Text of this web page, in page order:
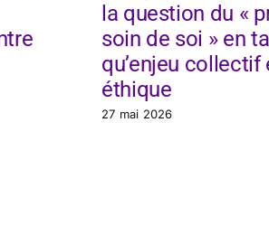
la question du «
soin de soi » en
qu’enjeu collectif
éthique
27 mai 2026